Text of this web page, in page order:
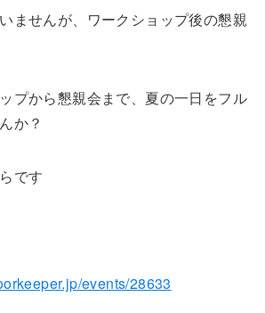
ませんが、ワークショップ後の懇親
プから懇親会まで、夏の一日をフル
か？
です
events/28633